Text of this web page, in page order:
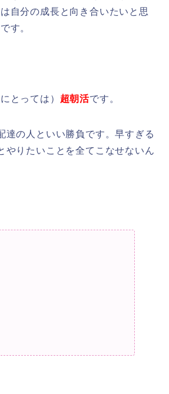
自分の成長と向き合いたいと思
す。
とっては） 超朝活です。
達の人といい勝負です。早すぎる
やりたいことを全てこなせないん